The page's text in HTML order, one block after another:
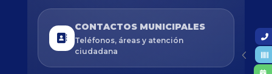
CONTACTOS MUNICIPALES
Teléfonos, áreas y atención
ciudadana